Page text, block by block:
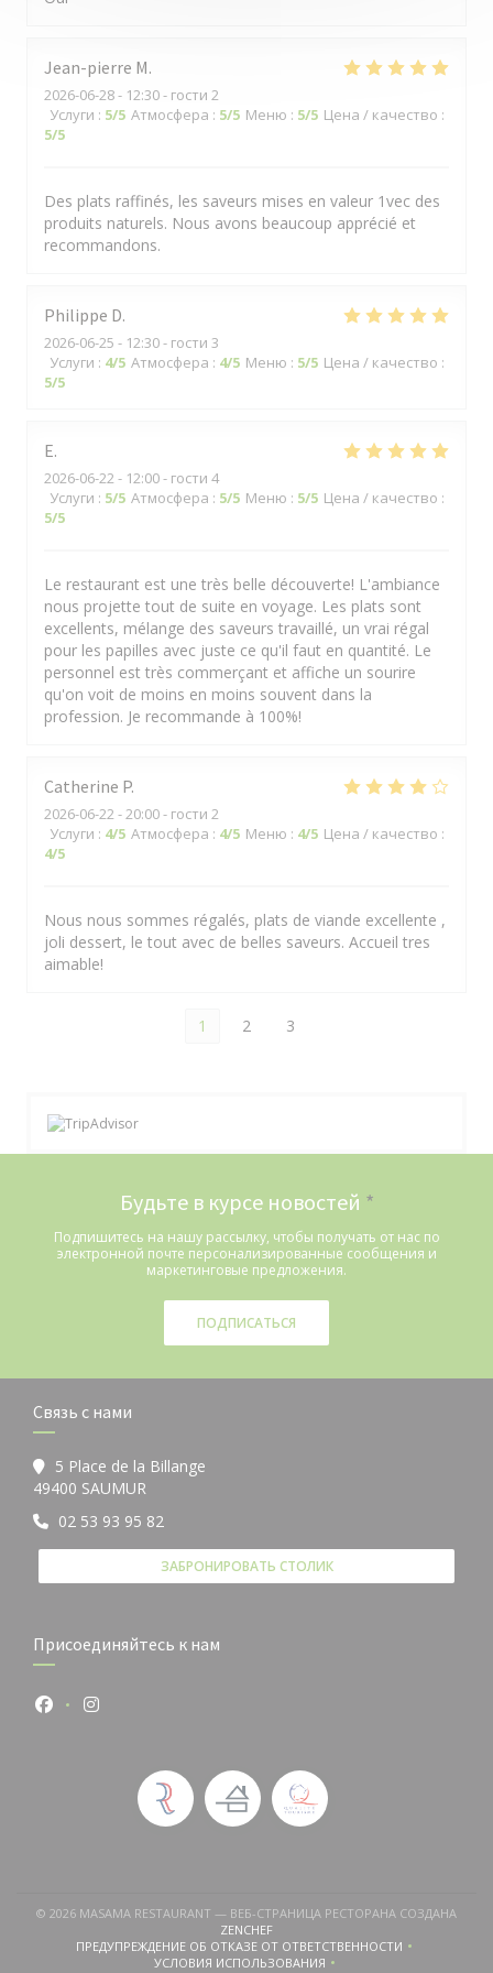
Jean-pierre M
2026-06-28- 12:30 - гости 2
Услуги : 5/5 Атмосфера : 5/5 Меню : 5/5 Цена / качество :
5/5
Des plats raffinés, les saveurs mises en valeur 1vec des
produits naturels. Nous avons beaucoup apprécié et
recommandons.
Philippe D
2026-06-25 - 12:30 - гости 3
Услуги : 4/5 Атмосфера : 4/5 Меню : 5/5 Цена / качество :
5/5
E
2026-06-22 - 12:00 - гости 4
Услуги : 5/5 Атмосфера : 5/5 Меню : 5/5 Цена / качество :
5/5
Le restaurant est une très belle découverte! L'ambiance
nous projette tout de suite en voyage. Les plats sont
excellents, mélange des saveurs travaillé, un vrai régal
pour les papilles avec juste ce qu'il faut en quantité. Le
personnel est très commerçant et affiche un sourire
qu'on voit de moins en moins souvent dans la
profession. Je recommande à 100%!
Catherine P
2026-06-22 - 20:00 - гости 2
Услуги : 4/5 Атмосфера : 4/5 Меню : 4/5 Цена / качество :
4/5
Nous nous sommes régalés, plats de viande excellente ,
joli dessert, le tout avec de belles saveurs. Accueil tres
aimable!
1 2 3
Будьте в курсе новостей *
Подпишитесь на нашу рассылку, чтобы получать от нас по
электронной почте персонализированные сообщения и
маркетинговые предложения.
ПОДПИСАТЬСЯ
Связь с нами
5 Place de la Billange
49400 SAUMUR
02 53 93 95 82
ЗАБРОНИРОВАТЬ СТОЛИК
Присоединяйтесь к нам
Facebook ((открывается в новом окне))
Instagram ((открывается в новом окне))
© 2026 MASAMA RESTAURANT — ВЕБ-СТРАНИЦА РЕСТОРАНА СОЗДАНА
ZENCHEF((ОТКРЫВАЕТСЯ В НОВОМ ОКНЕ))
ПРЕДУПРЕЖДЕНИЕ ОБ ОТКАЗЕ ОТ ОТВЕТСТВЕННОСТИ
((ОТКРЫВАЕТСЯ В НОВОМ ОКНЕ))
УСЛОВИЯ ИСПОЛЬЗОВАНИЯ((ОТКРЫВАЕТСЯ В НОВОМ ОКНЕ))